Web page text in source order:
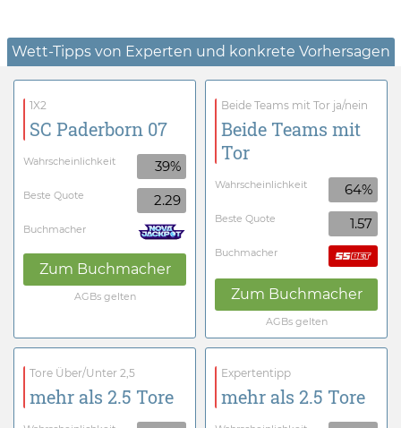
Wett-Tipps von Experten und konkrete Vorhersagen
1X2
SC Paderborn 07
Wahrscheinlichkeit 39%
Beste Quote 2.29
Buchmacher
Zum Buchmacher
AGBs gelten
Beide Teams mit Tor ja/nein
Beide Teams mit
Tor
Wahrscheinlichkeit 64%
Beste Quote 1.57
Buchmacher
Zum Buchmacher
AGBs gelten
Tore Über/Unter 2,5
mehr als 2.5 Tore
Expertentipp
mehr als 2.5 Tore